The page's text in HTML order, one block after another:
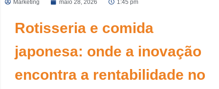
Marketing maio 28, 2026 1:45 pm
Rotisseria e comida
japonesa: onde a inovação
encontra a rentabilidade no